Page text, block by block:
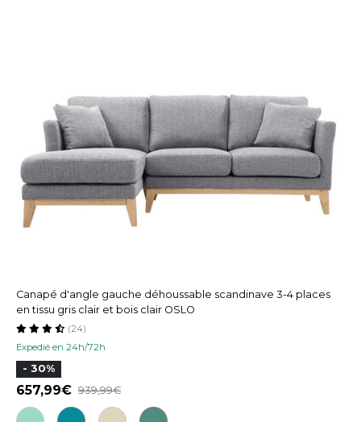
Canapé d'angle gauche déhoussable scandinave 3-4 places
en tissu gris clair et bois clair OSLO
Expedié en 24h/72h
(24)
- 30%
657,99 939,99